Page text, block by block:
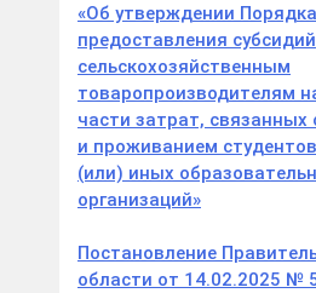
«Об утверждении Порядка
предоставления субсидий
сельскохозяйственным
товаропроизводителям
части затрат, связанных
и проживанием
(или) иных
организаций»
Постановление
области от 14.02.2025 №